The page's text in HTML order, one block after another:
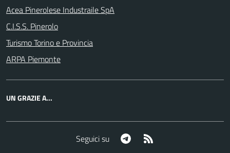
Acea Pinerolese Industraile SpA
C.I.S.S. Pinerolo
Turismo Torino e Provincia
ARPA Piemonte
UN GRAZIE A...
Seguici su Telegram